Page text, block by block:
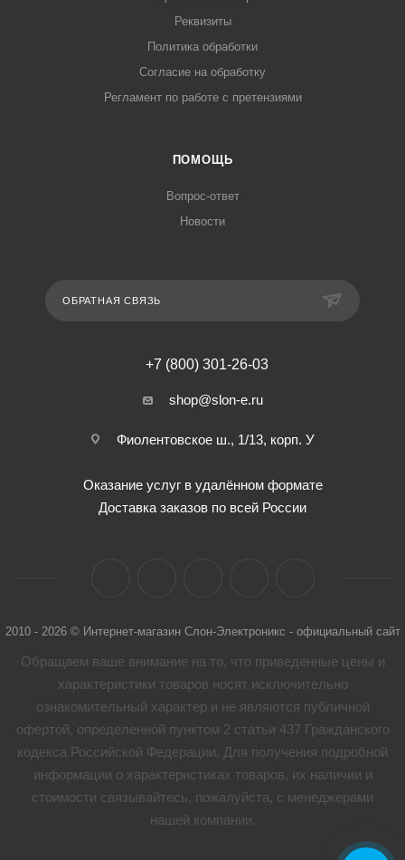
Реквизиты
Политика обработки
Согласие на обработку
Регламент по работе с претензиями
ПОМОЩЬ
Вопрос-ответ
Новости
ОБРАТНАЯ СВЯЗЬ
+7 (800) 301-26-03
shop@slon-e.ru
Фиолентовское ш., 1/13, корп. У
Оказание услуг в удалённом формате
Доставка заказов по всей России
2010 - 2026 © Интернет-магазин Слон-Электроникс - официальный сайт
Обращаем ваше внимание на то, что приведенные цены и
характеристики товaров носят исключительно
ознакомительный характер и не являются публичной
офертой, определенной пунктом 2 статьи 437 Гражданского
кодекса Российской Федерации. Для получения подробной
информации о характеристиках товaров, их наличии и
стоимости связывайтесь, пожалуйста, с менеджерами
нашей компании.